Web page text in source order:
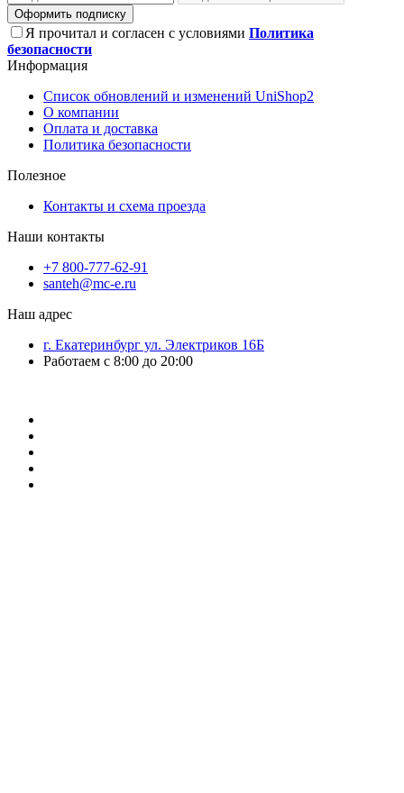
Оформить подписку
Я прочитал и согласен с условиями Политика
безопасности
Информация
Список обновлений и изменений UniShop2
О компании
Оплата и доставка
Политика безопасности
Полезное
Контакты и схема проезда
Наши контакты
+7 800-777-62-91
santeh@mc-e.ru
Наш адрес
г. Екатеринбург ул. Электриков 16Б
Работаем с 8:00 до 20:00